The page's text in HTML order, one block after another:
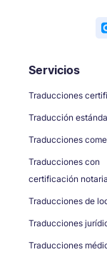
Servicios
Traducciones
Traducción
Traducciones
Traducciones con
certificación
Traducciones de
Traducciones
Traducciones